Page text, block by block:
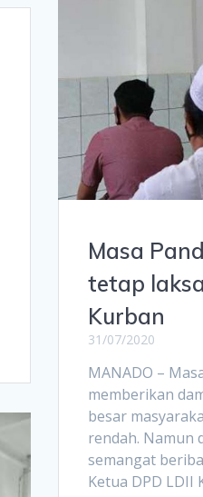
Masa
tetap
Kurban
31/07/2020
MANADO –
memberikan
besar
rendah. Namun
semangat
Ketua DPD LDII